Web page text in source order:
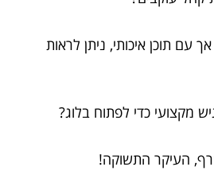
עם תוכן איכותי, ניתן לראות
העיקר התשוקה!